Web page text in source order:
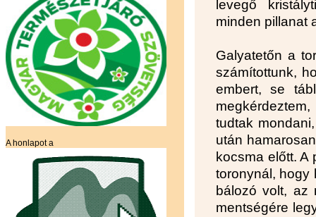
A honlapot a
levegő
minden pillanat
Galyatetőn a
számítottunk,
embert, se
tudtak
után
kocsma előtt. A
toronynál, hogy
bálozó volt, az
mentségére